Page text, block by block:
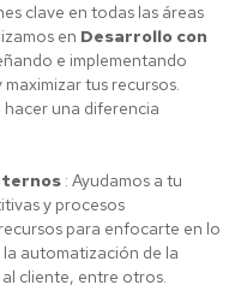
clave en todas las áreas
en Desarrollo con
e implementando
tus recursos.
hacer una diferencia
: Ayudamos a tu
y procesos
para enfocarte en lo
automatización de la
cliente, entre otros.